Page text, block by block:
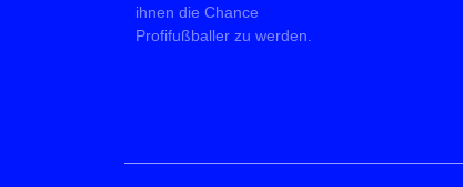
ihnen die Chance
Profifußballer zu werden.